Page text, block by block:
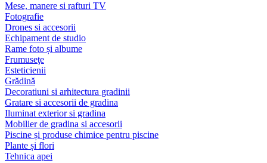
Mese, manere si rafturi TV
Fotografie
Drones si accesorii
Echipament de studio
Rame foto și albume
Frumuseţe
Esteticienii
Grădină
Decoratiuni si arhitectura gradinii
Gratare si accesorii de gradina
Iluminat exterior si gradina
Mobilier de gradina si accesorii
Piscine și produse chimice pentru piscine
Plante și flori
Tehnica apei